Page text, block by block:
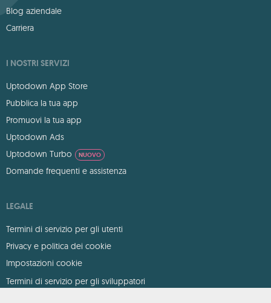
Blog aziendale
Carriera
I NOSTRI SERVIZI
Uptodown App Store
Pubblica la tua app
Promuovi la tua app
Uptodown Ads
Uptodown Turbo
NUOVO
Domande frequenti e assistenza
LEGALE
Termini di servizio per gli utenti
Privacy e politica dei cookie
Impostazioni cookie
Termini di servizio per gli sviluppatori